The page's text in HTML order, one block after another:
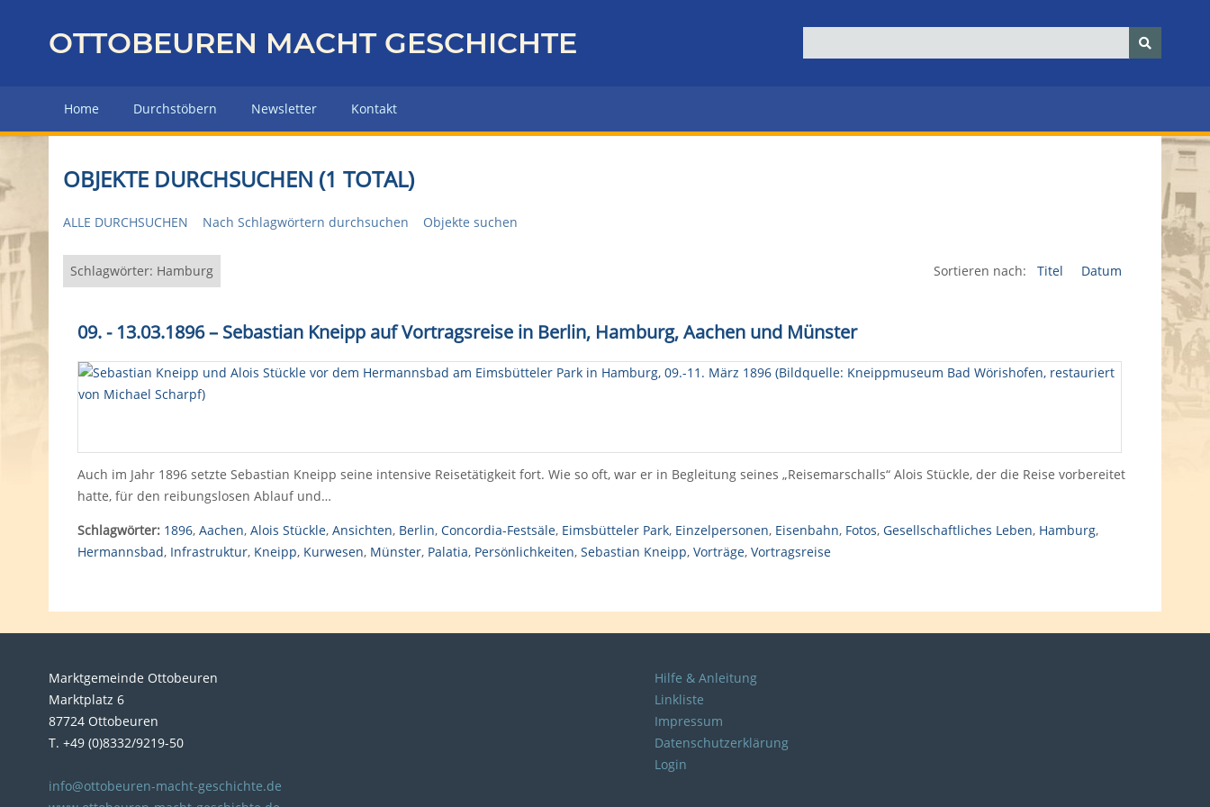
z
r
H
u
p
e
OTTOBEUREN MACHT GESCHICHTE
Home Durchstöbern Newsletter Kontakt
OBJEKTE DURCHSUCHEN (1 TOTAL)
ALLE DURCHSUCHEN Nach Schlagwörtern durchsuchen Objekte suchen
Schlagwörter: Hamburg Sortieren nach: Titel Datum
09. - 13.03.1896 – Sebastian Kneipp auf Vortragsreise in Berlin, Hamburg, Aachen und Münster
Auch im Jahr 1896 setzte Sebastian Kneipp seine intensive Reisetätigkeit fort. Wie so oft, war er in Begleitung seines „Reisemarschalls“ Alois Stückle, der die Reise vorbereitet
hatte, für den reibungslosen Ablauf und…
Schlagwörter: 1896, Aachen, Alois Stückle, Ansichten, Berlin, Concordia-Festsäle, Eimsbütteler Park, Einzelpersonen, Eisenbahn, Fotos, Gesellschaftliches Leben, Hamburg,
Hermannsbad, Infrastruktur, Kneipp, Kurwesen, Münster, Palatia, Persönlichkeiten, Sebastian Kneipp, Vorträge, Vortragsreise
Marktgemeinde Ottobeuren
Marktplatz 6
87724 Ottobeuren
T. +49 (0)8332/9219-50
info@ottobeuren-macht-geschichte.de
Hilfe & Anleitung
Linkliste
Impressum
Datenschutzerklärung
Login